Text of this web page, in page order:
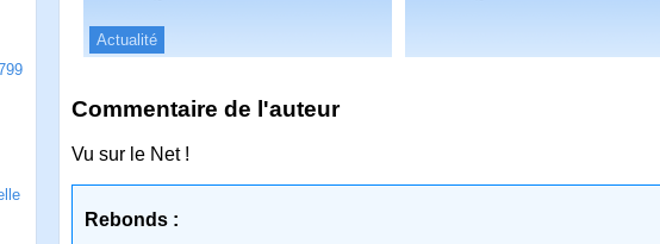
Actualité
Commentaire de l'auteur
Vu sur le Net !
Rebonds :